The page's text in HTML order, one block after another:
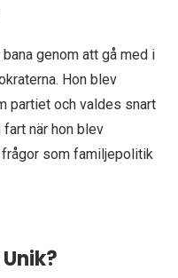
genom att gå med i
Hon blev
partiet och valdes snart
när hon blev
som familjepolitik